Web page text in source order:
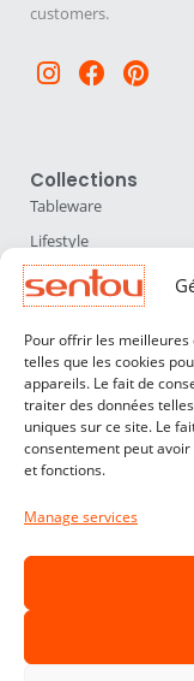
Pour offrir les
telles que les cookies
appareils. Le fait de
traiter des données
uniques sur ce site. Le
consentement peut
et fonctions.
Manage services
customers.
Instagram
Facebook
Collections
Tableware
Lifestyle
Home Accessories
Lighting
Furniture
Sentou
About us
Our designers
Legal notices